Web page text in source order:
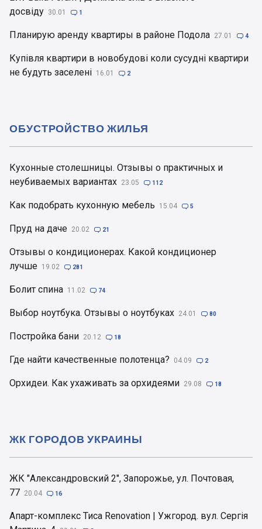
досвіду 30.01  1
Планирую аренду квартиры в районе Подола 27.01  4
Купівля квартири в новобудові коли сусудні квартири
не будуть заселені 16.01  2
Кухонные столешницы. Отзывы о практичных и
неубиваемых вариантах 23.05  112
Как подобрать кухонную мебель 15.04  5
Пруд на даче 20.02  21
Отзывы о кондиционерах. Какой кондиционер
лучше 19.02  281
Болит спина 11.02  74
Выбор ноутбука. Отзывы о ноутбуках 24.01  80
Постройка бани 20.12  18
Где найти качественные полотенца? 04.09  2
Орхидеи. Как ухаживать за орхидеями 29.08  18
ОБУСТРОЙСТВО ЖИЛЬЯ
ЖК "Александровский 2", Запорожье, ул. Почтовая,
77 20.04  16
Апарт-комплекс Тиса Renovation | Ужгород. вул. Сергія
ЖК ГОРОДОВ УКРАИНЫ